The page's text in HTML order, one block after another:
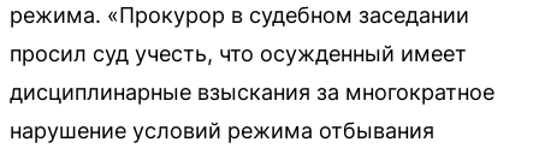
режима. «Прокурор в судебном заседании
просил суд учесть, что осужденный имеет
дисциплинарные взыскания за многократное
нарушение условий режима отбывания